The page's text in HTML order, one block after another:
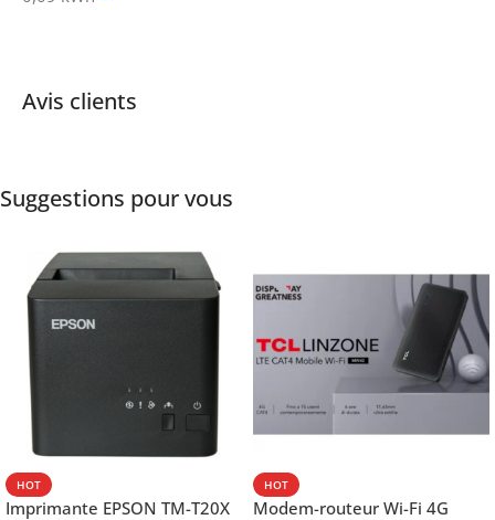
Avis clients
Suggestions pour vous
HOT
Imprimante EPSON TM-T20X
HOT
Modem-routeur Wi-Fi 4G